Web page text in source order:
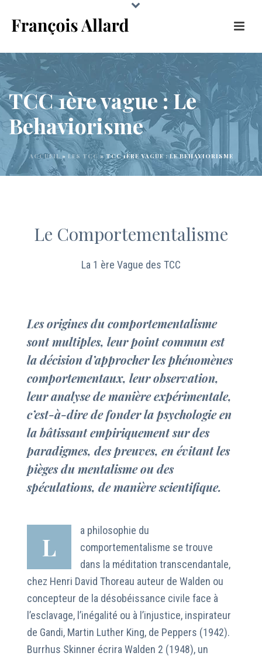
TCC 1ère vague : Le
Behaviorisme
ACCUEIL » LES TCC»TCC 1ÈRE VAGUE : LE BEHAVIORISME
Le Comportementalisme
La 1 ère Vague des TCC
Les origines du comportementalisme
sont multiples, leur point commun est
la décision d’approcher les phénomènes
comportementaux, leur observation,
leur analyse de manière expérimentale,
c’est-à-dire de fonder la psychologie en
la bâtissant empiriquement sur des
paradigmes, des preuves, en évitant les
pièges du mentalisme ou des
spéculations, de manière scientifique.
L
a philosophie du
comportementalisme se trouve
dans la méditation transcendantale,
chez Henri David Thoreau auteur de Walden ou
concepteur de la désobéissance civile face à
l’esclavage, l’inégalité ou à l’injustice, inspirateur
de Gandi, Martin Luther King, de Peppers (1942).
Burrhus Skinner écrira Walden 2 (1948), un